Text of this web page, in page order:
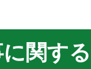
関す